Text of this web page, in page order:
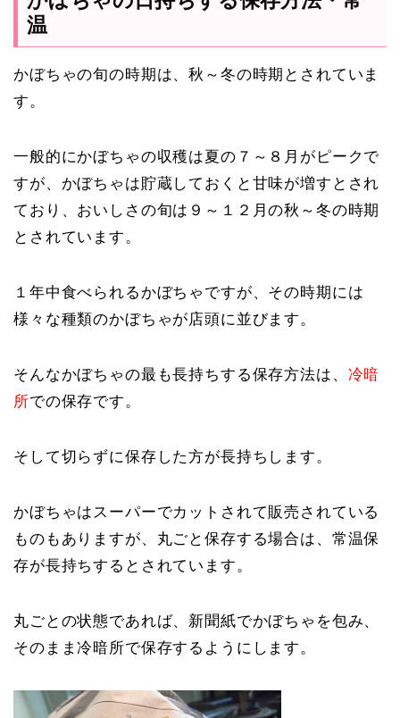
温
かぼちゃの旬の時期は、秋～冬の時期とされていま
す。
一般的にかぼちゃの収穫は夏の７～８月がピークで
すが、かぼちゃは貯蔵しておくと甘味が増すとされ
ており、おいしさの旬は９～１２月の秋～冬の時期
とされています。
１年中食べられるかぼちゃですが、その時期には
様々な種類のかぼちゃが店頭に並びます。
そんなかぼちゃの最も長持ちする保存方法は、 冷暗
所での保存です。
そして切らずに保存した方が長持ちします。
かぼちゃはスーパーでカットされて販売されている
ものもありますが、丸ごと保存する場合は、常温保
存が長持ちするとされています。
丸ごとの状態であれば、新聞紙でかぼちゃを包み、
そのまま冷暗所で保存するようにします。